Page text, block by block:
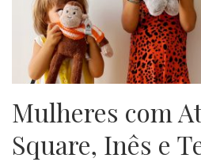
Mulheres com
Square, Inês e